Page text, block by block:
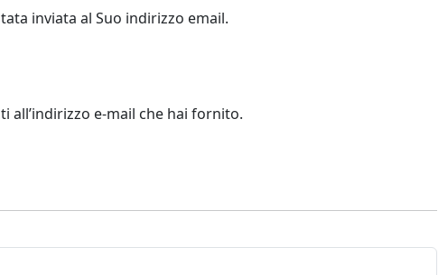
inviata al Suo indirizzo email.
all’indirizzo e-mail che hai fornito.